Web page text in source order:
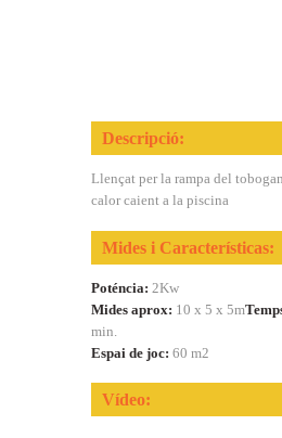
Descripció:
Llençat per la rampa del
calor caient a la piscina
Mides i Características:
Poténcia: 2Kw
Mides aprox: 10 x 5 x 5m
min.
Espai de joc: 60 m2
Vídeo: